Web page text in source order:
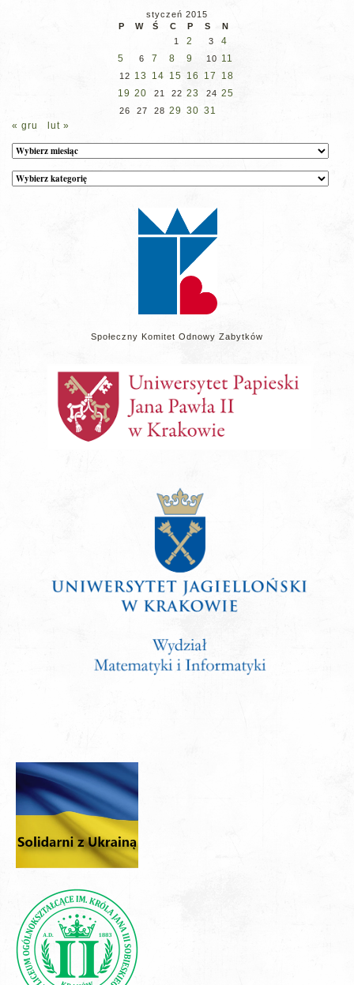
styczeń 2015
P
W Ś C P S
N
1
2 3
4
5
6 7 8 9 10 11
12 13 14 15 16 17
18
19 20 21 22 23 24 25
26 27 28 29 30 31
« gru
lut »
Archiwum
Kategorie
wpisów
Społeczny Komitet Odnowy Zabytków